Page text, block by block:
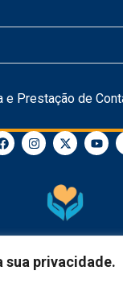
sua privacidade.
e Prestação de
proteção de
exploração, aos